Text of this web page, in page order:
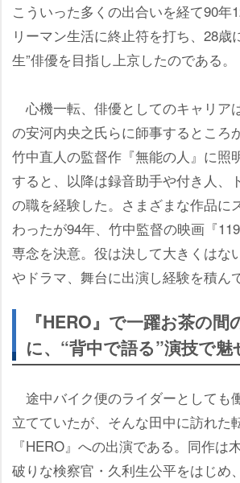
こういった多くの出合いを経て90年
リーマン生活に終止符を打ち、28歳
生”俳優を目指し上京したのである。
心機一転、俳優としてのキャリア
の安河内央之氏らに師事するところ
竹中直人の監督作『無能の人』に照
すると、以降は録音助手や付き人、
の職を経験した。さまざまな作品に
わったが94年、竹中監督の映画『
専念を決意。役は決して大きくはな
ドラマ、舞台に出演し経験を積んで
『HERO』で一躍お茶の間
に、“背中で語る”演技で魅
途中バイク便のライダーとしても
立てていたが、そんな田中に訪れた
『HERO』への出演である。同作は
破りな検察官・久利生公平をはじめ